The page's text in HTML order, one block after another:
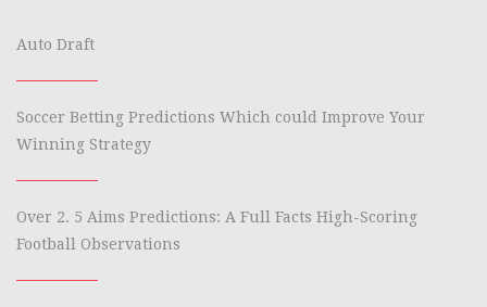
Auto Draft
Soccer Betting Predictions Which could Improve Your
Winning Strategy
Over 2. 5 Aims Predictions: A Full Facts High-Scoring
Football Observations